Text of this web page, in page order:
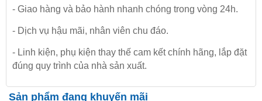
- Giao hàng và bảo hành nhanh chóng trong vòng 24h.
- Dịch vụ hậu mãi, nhân viên chu đáo.
- Linh kiện, phụ kiện thay thế cam kết chính hãng, lắp đặt
đúng quy trình của nhà sản xuất.
Sản phẩm đang khuyến mãi